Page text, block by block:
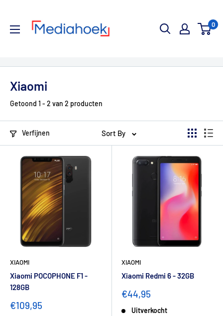
0
Xiaomi
Getoond 1 - 2 van 2 producten
Verfijnen Sort By
XIAOMI
Xiaomi POCOPHONE F1 -
128GB
€109,95
XIAOMI
Xiaomi Redmi 6 - 32GB
€44,95
Uitverkocht